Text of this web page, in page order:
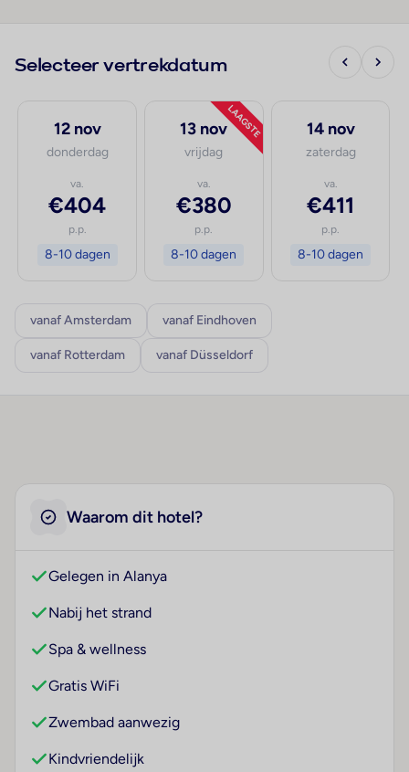
Selecteer vertrekdatum
12 nov
donderdag
va.
€404
p.p.
8-10 dagen
LAAGSTE
13 nov
vrijdag
va.
€380
p.p.
8-10 dagen
14 nov
zaterdag
va.
€411
p.p.
8-10 dagen
vanaf Amsterdam vanaf Eindhoven
vanaf Rotterdam vanaf Düsseldorf
Waarom dit hotel?
Gelegen in Alanya
Nabij het strand
Spa & wellness
Gratis WiFi
Zwembad aanwezig
Kindvriendelijk